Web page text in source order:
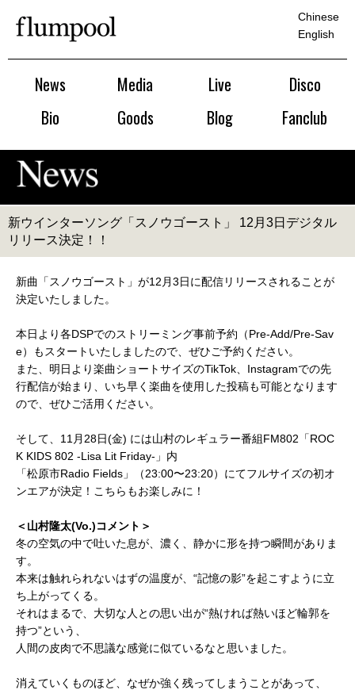
News Media Live
Disco
Bio
Goods Blog Fanclub
Chinese
English
新ウインターソング「スノウゴースト」 12月3日デジタル
リリース決定！！
新曲「スノウゴースト」が12月3日に配信リリースされることが
決定いたしました。
本日より各DSPでのストリーミング事前予約（Pre-Add/Pre-Sav
e）もスタートいたしましたので、ぜひご予約ください。
また、明日より楽曲ショートサイズのTikTok、Instagramでの先
行配信が始まり、いち早く楽曲を使用した投稿も可能となります
ので、ぜひご活用ください。
そして、11月28日(金) には山村のレギュラー番組FM802「ROC
K KIDS 802 -Lisa Lit Friday-」内
「松原市Radio Fields」（23:00〜23:20）にてフルサイズの初オ
ンエアが決定！こちらもお楽しみに！
＜山村隆太(Vo.)コメント＞
冬の空気の中で吐いた息が、濃く、静かに形を持つ瞬間がありま
す。
本来は触れられないはずの温度が、“記憶の影”を起こすように立
ち上がってくる。
それはまるで、大切な人との思い出が“熱ければ熱いほど輪郭を
持つ”という、
人間の皮肉で不思議な感覚に似ているなと思いました。
消えていくものほど、なぜか強く残ってしまうことがあって、